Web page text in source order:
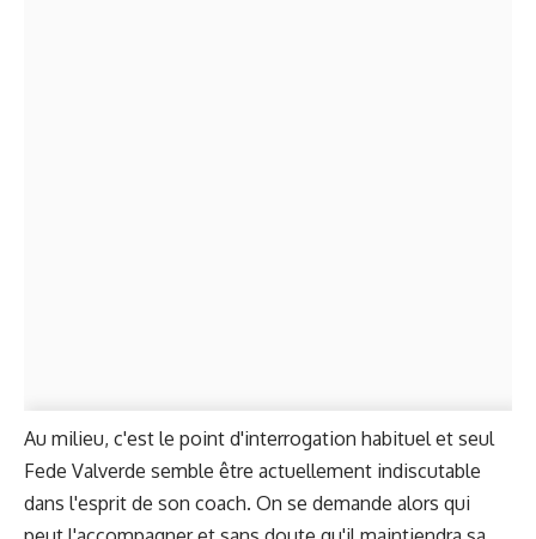
Au milieu, c'est le point d'interrogation habituel et seul
Fede Valverde semble être actuellement indiscutable
dans l'esprit de son coach. On se demande alors qui